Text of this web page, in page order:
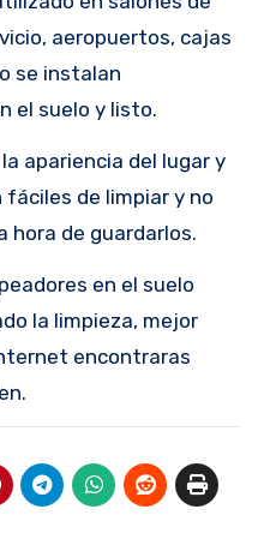
aeropuertos, cajas
se instalan
el suelo y listo.
apariencia del lugar y
de limpiar y no
hora de guardarlos.
en el suelo
la limpieza, mejor
encontraras